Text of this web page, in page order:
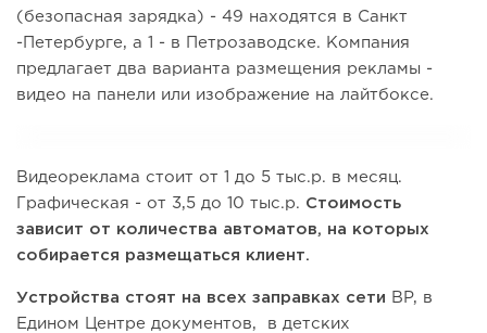
(безопасная зарядка) - 49 находятся в Санкт
-Петербурге, а 1 - в Петрозаводске. Компания
предлагает два варианта размещения рекламы -
видео на панели или изображение на лайтбоксе.
Видеореклама стоит от 1 до 5 тыс.р. в месяц.
Графическая - от 3,5 до 10 тыс.р. Стоимость
зависит от количества автоматов, на которых
собирается размещаться клиент.
Устройства стоят на всех заправках сети BP, в
Едином Центре документов, в детских